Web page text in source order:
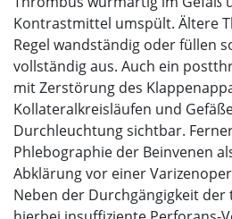
Kontrastmittel umspült. Ältere
Regel wandständig oder füllen
vollständig aus. Auch ein
mit Zerstörung des
Kollateralkreisläufen und
Durchleuchtung sichtbar.
Phlebographie der Beinvenen
Abklärung vor einer
Neben der Durchgängigkeit der